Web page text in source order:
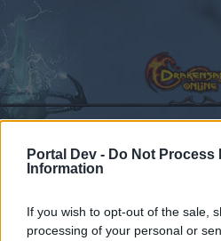
Portal Dev - Do Not Process
Information
If you wish to opt-out of the sale,
processing of your personal or
Foren
Letzte Beiträge
Kalender